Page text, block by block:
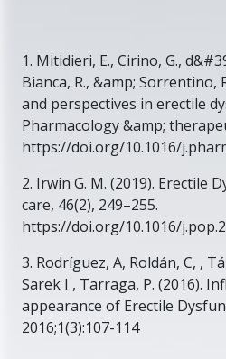
1. Mitidieri, E., Cirino, G.,
Bianca, R., &amp; Sorrentino,
and perspectives in erectile
Pharmacology &amp;
https://doi.org/10.1016/
2. Irwin G. M. (2019). Erectile
care, 46(2), 249–255.
https://doi.org/10.1016/
3. Rodríguez, A, Roldán, C, ,
Sarek I , Tarraga, P. (2016).
appearance of Erectile
2016;1(3):107-114